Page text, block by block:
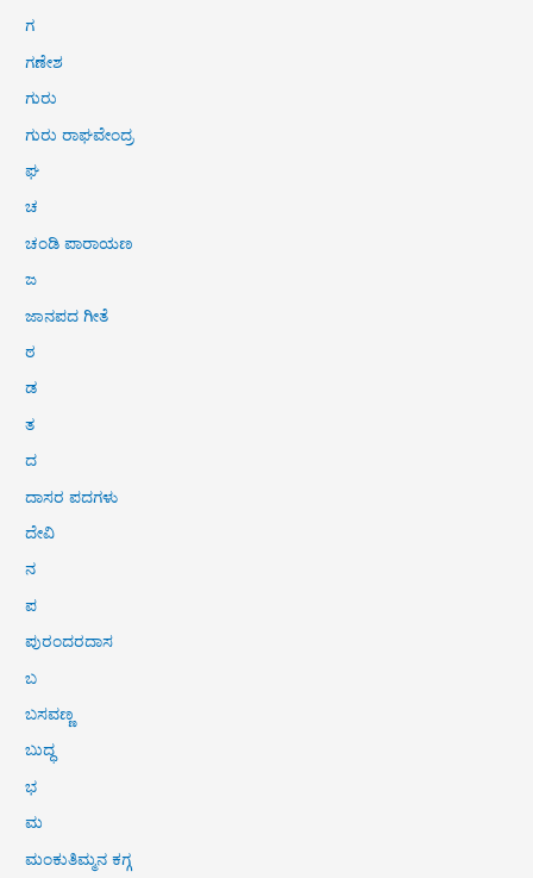
ಗ
ಗಣೇಶ
ಗುರು
ಗುರು ರಾಘವೇಂದ್ರ
ಘ
ಚ
ಚಂಡಿ ಪಾರಾಯಣ
ಜ
ಜಾನಪದ ಗೀತೆ
ಠ
ಡ
ತ
ದ
ದಾಸರ ಪದಗಳು
ದೇವಿ
ನ
ಪ
ಪುರಂದರದಾಸ
ಬ
ಬಸವಣ್ಣ
ಬುದ್ಧ
ಭ
ಮ
ಮಂಕುತಿಮ್ಮನ ಕಗ್ಗ